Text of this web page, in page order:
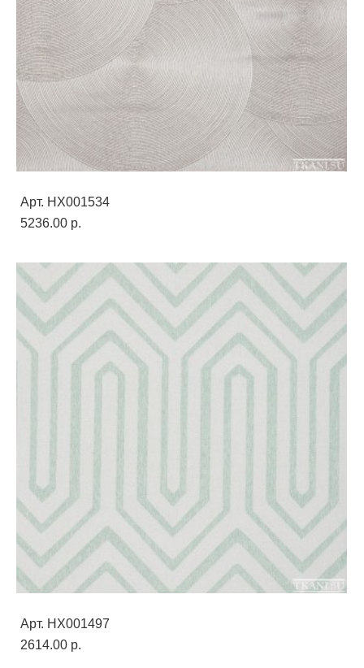
Арт. HX001534
5236.00 p.
Арт. HX001497
2614.00 p.